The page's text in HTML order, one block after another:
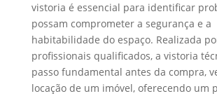
vistoria é essencial para identificar
possam comprometer a segurança e a
habitabilidade do espaço. Realizada
profissionais qualificados, a vistoria
passo fundamental antes da compra,
locação de um imóvel, oferecendo um